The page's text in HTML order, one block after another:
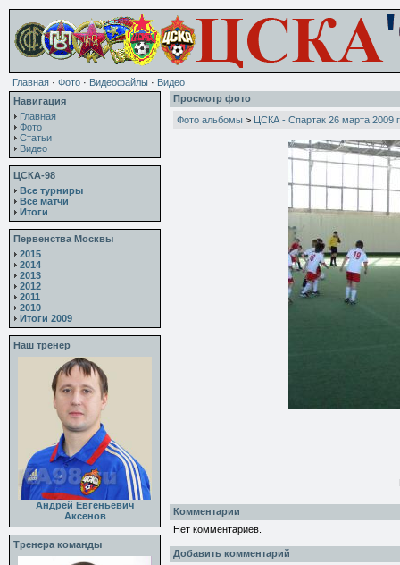
Главная · Фото · Видеофайлы · Видео
Навигация
Главная
Фото
Статьи
Видео
ЦСКА-98
Все турниры
Все матчи
Итоги
Первенства Москвы
2015
2014
2013
2012
2011
2010
Итоги 2009
Наш тренер
Андрей Евгеньевич
Аксенов
Тренера команды
Просмотр фото
Фото альбомы > ЦСКА - Спартак 26 марта 2009
Комментарии
Нет комментариев.
Добавить комментарий